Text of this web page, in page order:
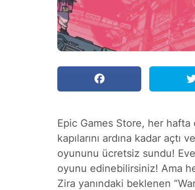
Epic Games Store, her hafta
kapılarını ardına kadar açtı
oyununu ücretsiz sundu!
oyunu edinebilirsiniz! Ama
Zira yanındaki beklenen